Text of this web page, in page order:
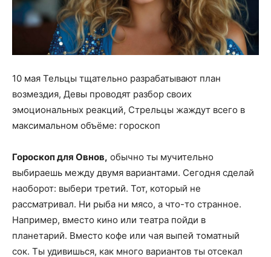
10 мая Тельцы тщательно разрабатывают план
возмездия, Девы проводят разбор своих
эмоциональных реакций, Стрельцы жаждут всего в
максимальном объёме: гороскоп
Гороскоп для Овнов, обычно ты мучительно
выбираешь между двумя вариантами. Сегодня сделай
наоборот: выбери третий. Тот, который не
рассматривал. Ни рыба ни мясо, а что-то странное.
Например, вместо кино или театра пойди в
планетарий. Вместо кофе или чая выпей томатный
сок. Ты удивишься, как много вариантов ты отсекал